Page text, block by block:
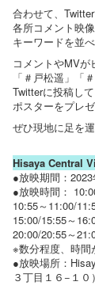
合わせて、
各所コメント映
キーワードを並
コメントやMVが
「＃戸松遥」「
Twitterに投稿し
ポスターをプレ
ぜひ現地に足を
Hisaya Central
●放映期間：
●放映時間：
10:55～11:00/
15:00/15:55～
20:00/20:55～
※数分程度、時間
●放映場所：
３丁目１６−１０）